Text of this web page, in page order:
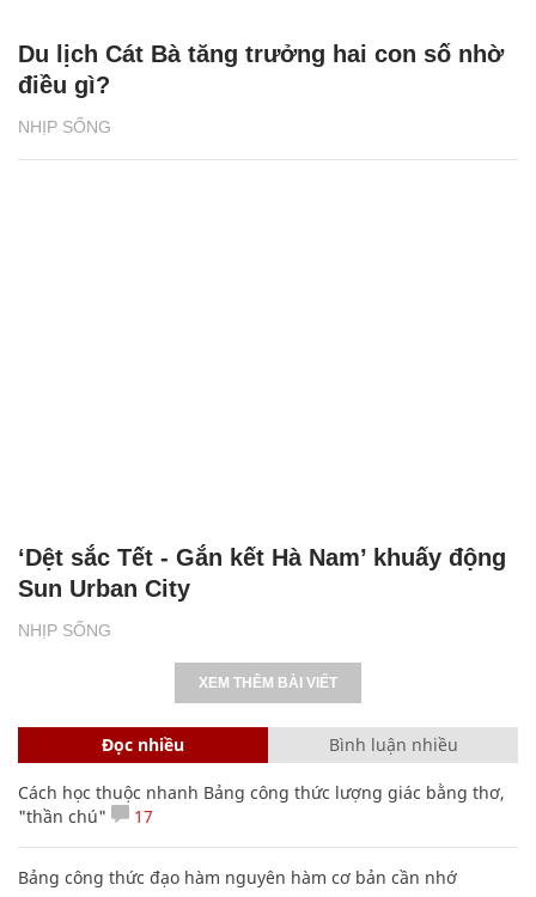
NHỊP SỐNG
Du lịch Cát Bà tăng trưởng hai con số nhờ
điều gì?
NHỊP SỐNG
‘Dệt sắc Tết - Gắn kết Hà Nam’ khuấy động
Sun Urban City
XEM THÊM BÀI VIẾT
Đọc nhiều Bình luận nhiều
Cách học thuộc nhanh Bảng công thức lượng giác bằng thơ,
"thần chú"
17
Bảng công thức đạo hàm nguyên hàm cơ bản cần nhớ